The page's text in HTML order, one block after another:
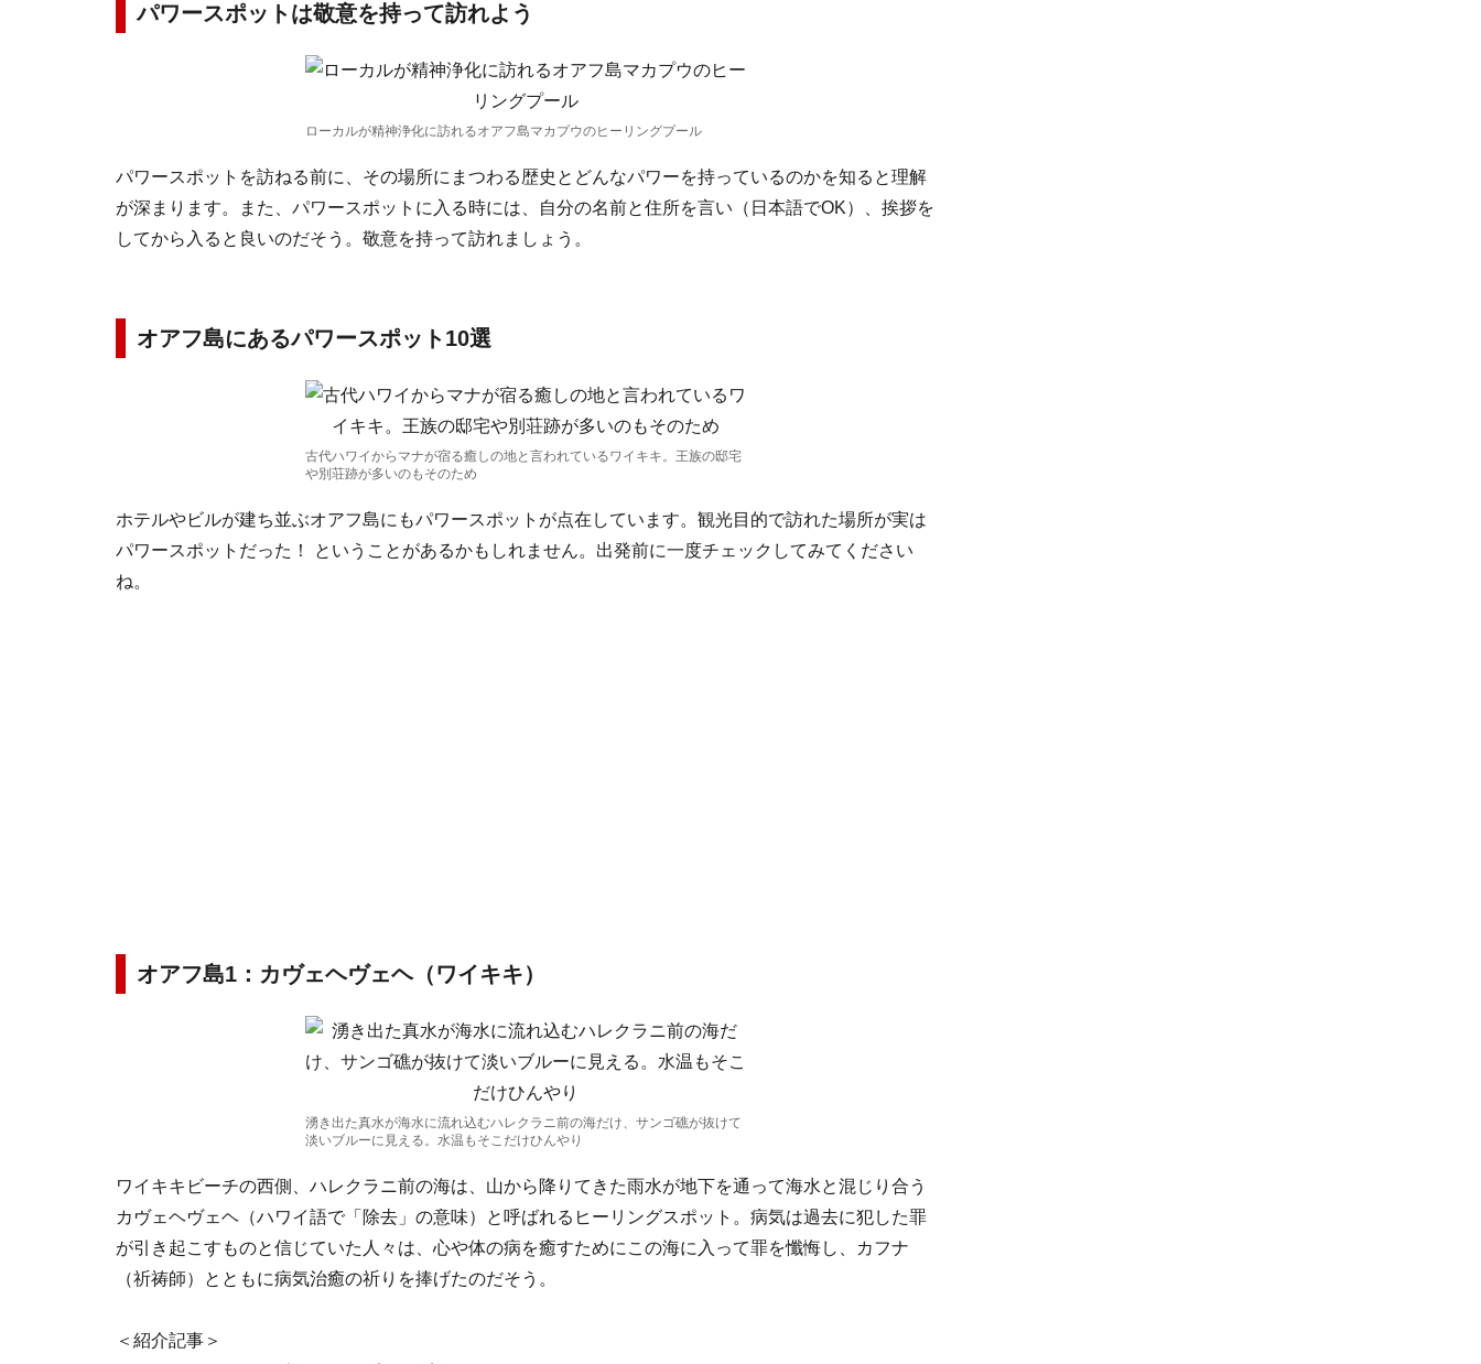
パワースポットは敬意を持って訪れよう
ローカルが精神浄化に訪れるオアフ島マカプウのヒーリングプール
パワースポットを訪ねる前に、その場所にまつわる歴史とどんなパワーを持っているのかを知ると理解
が深まります。また、パワースポットに入る時には、自分の名前と住所を言い（日本語でOK）、挨拶を
してから入ると良いのだそう。敬意を持って訪れましょう。
オアフ島にあるパワースポット10選
古代ハワイからマナが宿る癒しの地と言われているワイキキ。王族の邸宅
や別荘跡が多いのもそのため
ホテルやビルが建ち並ぶオアフ島にもパワースポットが点在しています。観光目的で訪れた場所が実は
パワースポットだった！ ということがあるかもしれません。出発前に一度チェックしてみてください
ね。
オアフ島1：カヴェヘヴェヘ（ワイキキ）
湧き出た真水が海水に流れ込むハレクラニ前の海だけ、サンゴ礁が抜けて
淡いブルーに見える。水温もそこだけひんやり
ワイキキビーチの西側、ハレクラニ前の海は、山から降りてきた雨水が地下を通って海水と混じり合う
カヴェヘヴェヘ（ハワイ語で「除去」の意味）と呼ばれるヒーリングスポット。病気は過去に犯した罪
が引き起こすものと信じていた人々は、心や体の病を癒すためにこの海に入って罪を懺悔し、カフナ
（祈祷師）とともに病気治癒の祈りを捧げたのだそう。
＜紹介記事＞